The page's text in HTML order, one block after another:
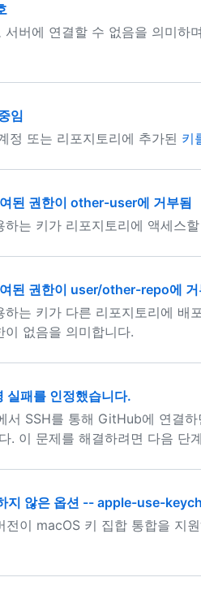
서버에 연결할 수 없음을 의미하
임
정 또는 리포지토리에 추가된 키
된 권한이 other-user에 거부됨
하는 키가 리포지토리에 액세스
된 권한이 user/other-repo에 거
하는 키가 다른 리포지토리에 배
없음을 의미합니다.
실패를 인정했습니다.
서 SSH를 통해 GitHub에 연결하
. 이 문제를 해결하려면 다음 단
지 않은 옵션 -- apple-use-
전이 macOS 키 집합 통합을 지